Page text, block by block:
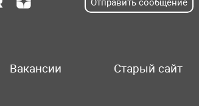
Отправить сообщение
Вакансии Старый сайт